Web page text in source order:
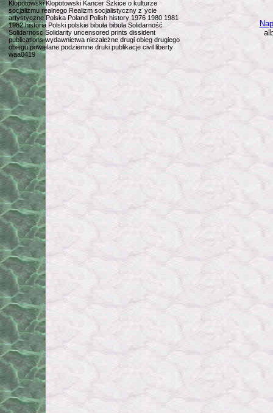
Kłopotowski Klopotowski Kancer Szkice o kulturze
socjalizmu realnego Realizm socjalistyczny z˙ycie
artystyczne Polska Poland Polish history 1976 1980 1981
1982 historia Polski polskie bibuła bibula Solidarność
Solidarnosc Solidarity uncensored prints dissident
publications wydawnictwa niezależne drugi obieg drugiego
obiegu powielane podziemne druki publikacje civil liberty
waa0419